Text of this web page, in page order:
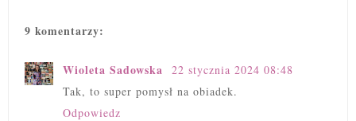
9 komentarzy:
Wioleta Sadowska
22 stycznia 2024 08:48
Tak, to super pomysł na obiadek.
Odpowiedz